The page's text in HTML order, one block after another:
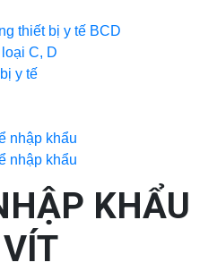
thiết bị y tế BCD
C, D
y tế
nhập khẩu
nhập khẩu
KHẨU